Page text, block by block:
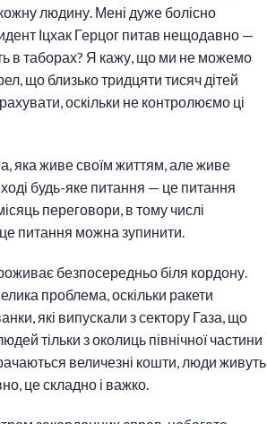
людину. Мені дуже болісно
Іцхак Герцог питав нещодавно —
в таборах? Я кажу, що ми не можемо
що близько тридцяти тисяч дітей
оскільки не контролюємо ці
яка живе своїм життям, але живе
будь-яке питання — це питання
переговори, в тому числі
питання можна зупинити.
безпосередньо біля кордону.
проблема, оскільки ракети
які випускали з сектору Газа, що
тільки з околиць північної частини
величезні кошти, люди живуть
це складно і важко.